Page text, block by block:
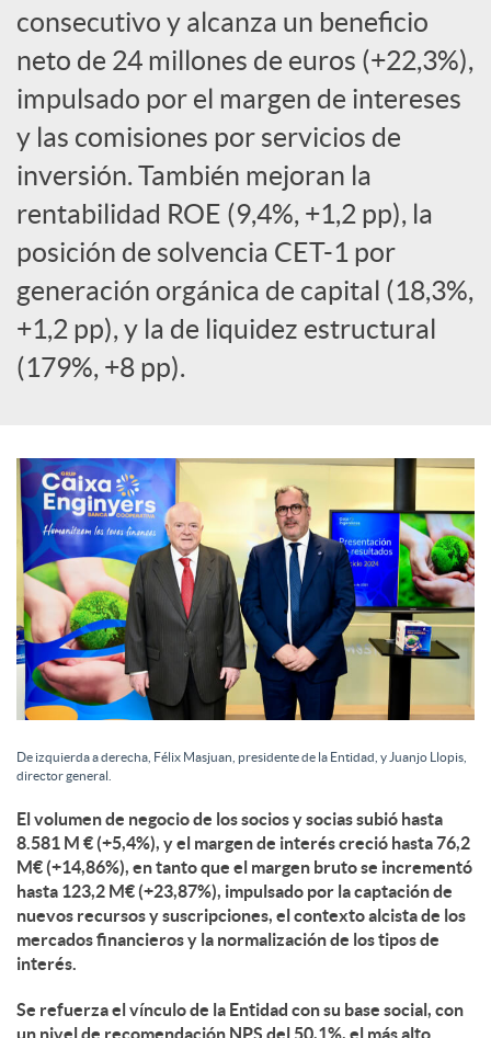
i
a
l
e
s
consecutivo y alcanza un beneficio
neto de 24 millones de euros (+22,3%),
impulsado por el margen de intereses
y las comisiones por servicios de
inversión. También mejoran la
rentabilidad ROE (9,4%, +1,2 pp), la
posición de solvencia CET-1 por
generación orgánica de capital (18,3%,
+1,2 pp), y la de liquidez estructural
(179%, +8 pp).
De izquierda a derecha, Félix Masjuan, presidente de la Entidad, y Juanjo Llopis,
director general.
El volumen de negocio de los socios y socias subió hasta
8.581 M € (+5,4%), y el margen de interés creció hasta 76,2
M€ (+14,86%), en tanto que el margen bruto se incrementó
hasta 123,2 M€ (+23,87%), impulsado por la captación de
nuevos recursos y suscripciones, el contexto alcista de los
mercados financieros y la normalización de los tipos de
interés.
Se refuerza el vínculo de la Entidad con su base social, con
un nivel de recomendación NPS del 50,1%, el más alto